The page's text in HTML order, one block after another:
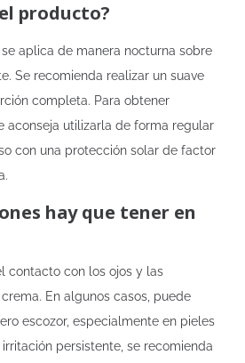
producto?
se aplica de manera nocturna sobre
Se recomienda realizar un suave
completa. Para obtener
aconseja utilizarla de forma regular
con una protección solar de factor
hay que tener en
contacto con los ojos y las
En algunos casos, puede
escozor, especialmente en pieles
persistente, se recomienda